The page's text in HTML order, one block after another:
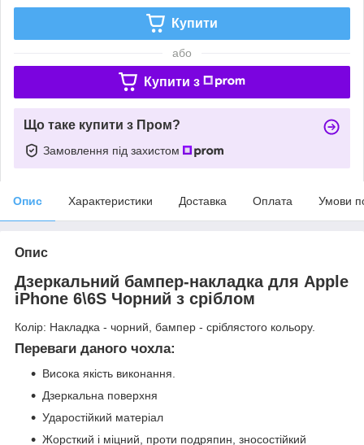
Купити
або
Купити з
Що таке купити з Пром?
Замовлення під захистом
Опис Характеристики Доставка Оплата Умови
Опис
Дзеркальний бампер-накладка для Apple
iPhone 6\6S Чорний з сріблом
Колір: Накладка - чорний, бампер - сріблястого кольору.
Переваги даного чохла:
Висока якість виконання.
Дзеркальна поверхня
Ударостійкий матеріал
Жорсткий і міцний, проти подряпин, зносостійкий